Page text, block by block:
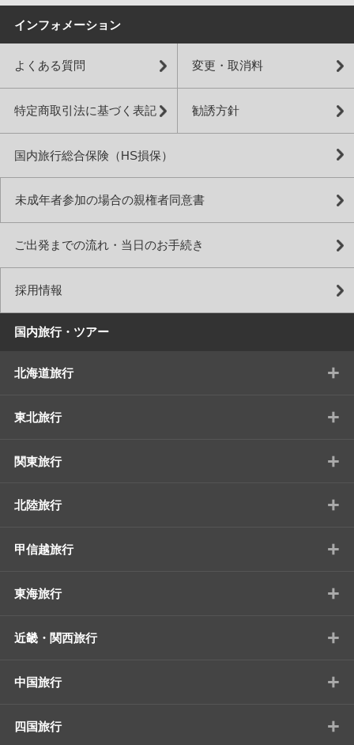
インフォメーション
よくある質問 変更・取消料
特定商取引法に基づく表記 勧誘方針
国内旅行総合保険（HS損保）
未成年者参加の場合の親権者同意書
ご出発までの流れ・当日のお手続き
採用情報
国内旅行・ツアー
北海道旅行 +
東北旅行 +
関東旅行 +
北陸旅行 +
甲信越旅行 +
東海旅行 +
近畿・関西旅行 +
中国旅行 +
四国旅行 +